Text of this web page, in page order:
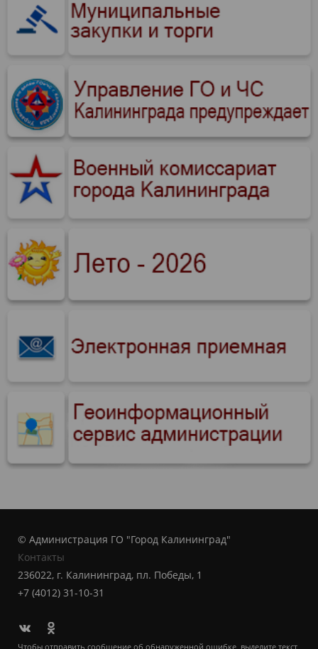
© Администрация ГО "Город Калининград"
Контакты
236022, г. Калининград, пл. Победы, 1
+7 (4012) 31-10-31
Чтобы отправить сообщение об обнаруженной ошибке, выделите текст